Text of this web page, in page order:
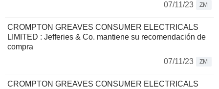
07/11/23
ZM
CROMPTON GREAVES CONSUMER ELECTRICALS
LIMITED : Jefferies & Co. mantiene su recomendación de
compra
07/11/23
ZM
CROMPTON GREAVES CONSUMER ELECTRICALS